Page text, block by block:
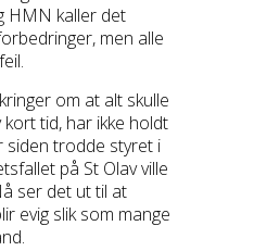
HMN kaller det
men alle
om at alt skulle
tid, har ikke holdt
siden trodde styret i
på St Olav ville
ser det ut til at
evig slik som mange